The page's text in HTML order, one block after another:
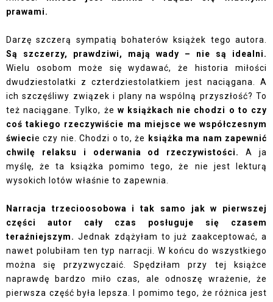
prawami.
Darzę szczerą sympatią bohaterów książek tego autora.
Są szczerzy, prawdziwi, mają wady – nie są idealni.
Wielu osobom może się wydawać, że historia miłości
dwudziestolatki z czterdziestolatkiem jest naciągana. A
ich szczęśliwy związek i plany na wspólną przyszłość? To
też naciągane. Tylko, że w książkach nie chodzi o to czy
coś takiego rzeczywiście ma miejsce we współczesnym
świecie czy nie. Chodzi o to, że
książka ma nam zapewnić
chwilę relaksu i oderwania od rzeczywistości.
A ja
myślę, że ta książka pomimo tego, że nie jest lekturą
wysokich lotów właśnie to zapewnia.
Narracja trzecioosobowa i tak samo jak w pierwszej
części autor cały czas posługuje się czasem
teraźniejszym.Jednak zdążyłam to już zaakceptować, a
nawet polubiłam ten typ narracji. W końcu do wszystkiego
można się przyzwyczaić. Spędziłam przy tej książce
naprawdę bardzo miło czas, ale odnoszę wrażenie, że
pierwsza część była lepsza. I pomimo tego, że różnica jest